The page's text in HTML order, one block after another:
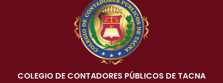
COLEGIO DE CONTADORES PÚBLICOS DE TACNA